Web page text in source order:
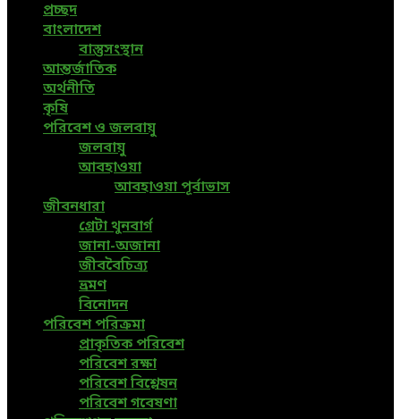
প্রচ্ছদ
বাংলাদেশ
বাস্তুসংস্থান
আন্তর্জাতিক
অর্থনীতি
কৃষি
পরিবেশ ও জলবায়ু
জলবায়ু
আবহাওয়া
আবহাওয়া পূর্বাভাস
জীবনধারা
গ্রেটা থুনবার্গ
জানা-অজানা
জীববৈচিত্র্য
ভ্রমণ
বিনোদন
পরিবেশ পরিক্রমা
প্রাকৃতিক পরিবেশ
পরিবেশ রক্ষা
পরিবেশ বিশ্লেষন
পরিবেশ গবেষণা